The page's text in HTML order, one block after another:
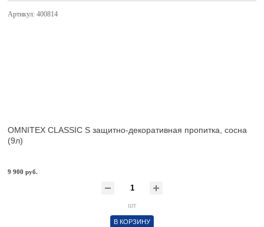
Артикул: 400814
OMNITEX CLASSIC S защитно-декоративная пропитка, сосна
(9л)
9 900 руб.
шт
В КОРЗИНУ